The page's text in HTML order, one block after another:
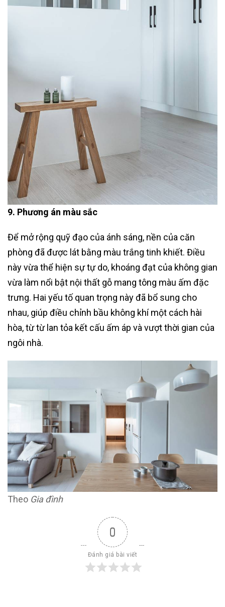
9. Phương án màu sắc
Để mở rộng quỹ đạo của ánh sáng, nền của căn
phòng đã được lát bằng màu trắng tinh khiết. Điều
này vừa thể hiện sự tự do, khoáng đạt của không gian
vừa làm nổi bật nội thất gỗ mang tông màu ấm đặc
trưng. Hai yếu tố quan trọng này đã bổ sung cho
nhau, giúp điều chỉnh bầu không khí một cách hài
hòa, từ từ lan tỏa kết cấu ấm áp và vượt thời gian của
ngôi nhà.
Theo Gia đình
0
Đánh giá bài viết